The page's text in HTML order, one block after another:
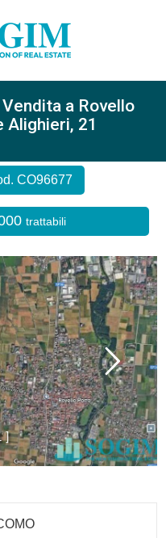
a Rovello
Alighieri, 21
CO96677
trattabili
]